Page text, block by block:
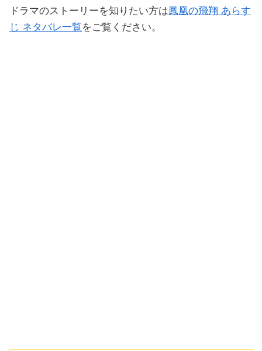
ドラマのストーリーを知りたい方は鳳凰の飛翔 あらす
じ ネタバレ一覧をご覧ください。